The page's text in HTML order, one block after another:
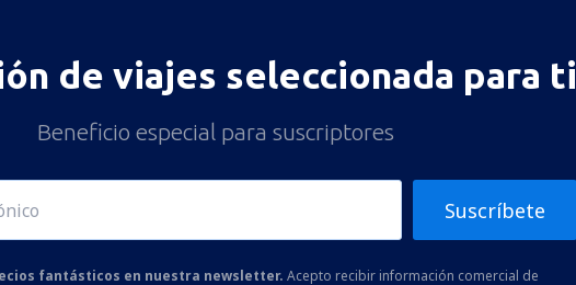
de viajes seleccionada para ti
Beneficio especial para suscriptores
Suscríbete
fantásticos en nuestra newsletter. Acepto recibir información comercial de